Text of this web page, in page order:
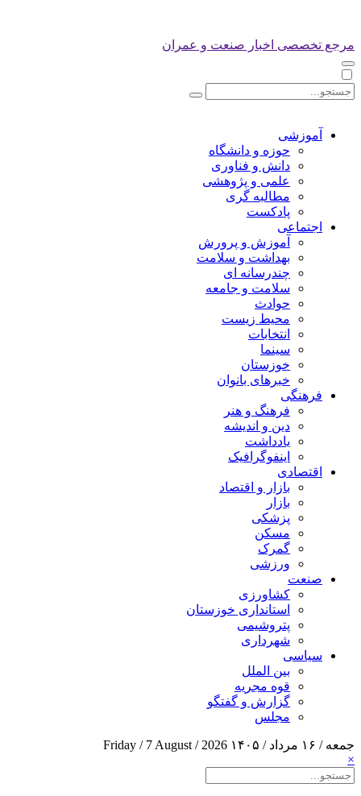
مرجع تخصصی اخبار صنعت و عمران
آموزشی
حوزه و دانشگاه
دانش و فناوری
علمی و پژوهشی
مطالبه گری
پادکست
اجتماعی
آموزش و پرورش
بهداشت و سلامت
چندرسانه ای
سلامت و جامعه
حوادث
محیط زیست
انتخابات
سینما
خوزستان
خبرهای بانوان
فرهنگی
فرهنگ و هنر
دین و اندیشه
یادداشت
اینفوگرافیک
اقتصادی
بازار و اقتصاد
بازار
پزشکی
مسکن
گمرک
ورزشی
صنعت
کشاورزی
استانداری خوزستان
پتروشیمی
شهرداری
سیاسی
بین الملل
قوه مجریه
گزارش و گفتگو
مجلس
جمعه / ۱۶ مرداد / ۱۴۰۵
Friday / 7 August / 2026
×